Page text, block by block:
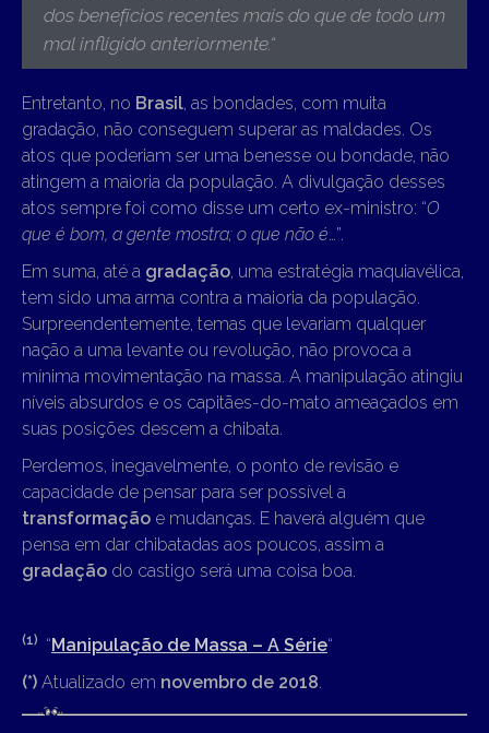
dos benefícios recentes mais do que de todo um
mal infligido anteriormente.“
Entretanto, no Brasil, as bondades, com muita
gradação, não conseguem superar as maldades. Os
atos que poderiam ser uma benesse ou bondade, não
atingem a maioria da população. A divulgação desses
atos sempre foi como disse um certo ex-ministro: “O
que é bom, a gente mostra; o que não é…”.
Em suma, até a gradação, uma estratégia maquiavélica,
tem sido uma arma contra a maioria da população.
Surpreendentemente, temas que levariam qualquer
nação a uma levante ou revolução, não provoca a
mínima movimentação na massa. A manipulação atingiu
níveis absurdos e os capitães-do-mato ameaçados em
suas posições descem a chibata.
Perdemos, inegavelmente, o ponto de revisão e
capacidade de pensar para ser possível a
transformação e mudanças. E haverá alguém que
pensa em dar chibatadas aos poucos, assim a
gradação do castigo será uma coisa boa.
(1) “Manipulação de Massa – A Série“
(*) Atualizado em novembro de 2018.